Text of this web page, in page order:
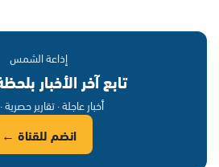
إذاعة الشمس
تابع آخر الأخبار
أخبار عاجلة · تقارير
انضم للقناة ←